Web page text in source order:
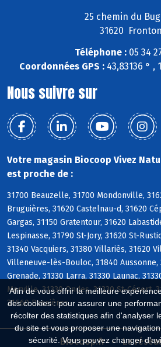
Afin de vous offrir la meilleure
des cookies : pour assurer une
récolter des statistiques afin d'analyser
du site et vous proposer une
sécurité. Vous pouvez changer
25 chemin du
31620 Fronton
Téléphone :05 34
Coordonnées GPS : 43,83136 ° ,
Nous suivre sur
Votre magasin Biocoop Vivez
est proche de :
31700 Beauzelle, 31700 Mondonville,
Bruguières, 31620 Castelnau-d, 31620
Gargas, 31150 Gratentour, 31620
Lespinasse, 31790 St-Jory, 31620 St-
31340 Vacquiers, 31380 Villariès, 31620
Villeneuve-lès-Bouloc, 31840 Aussonne,
Grenade, 31330 Larra, 31330 Launac,
Merville, 31330 Ondes, 31330 St-Cézert,
31660 Bessières
Biocoop.fr Le